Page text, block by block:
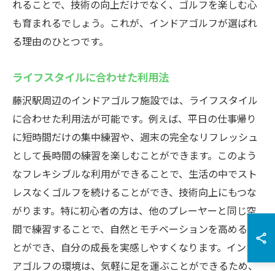
れることで、技術の向上だけでなく、ゴルフを楽しむ心
も育まれるでしょう。これが、インドアゴルフが選ばれ
る理由のひとつです。
ライフスタイルに合わせた利用法
藤沢駅周辺のインドアゴルフ施設では、ライフスタイル
に合わせた利用法が可能です。例えば、平日の仕事帰り
に短時間だけの集中練習や、週末の完全なリフレッシュ
として長時間の練習を楽しむことができます。このよう
なフレキシブルな利用ができることで、生活の中でスト
レスなくゴルフを続けることができ、技術向上にもつな
がります。特に初心者の方は、他のプレーヤーと同じ空
間で練習することで、自然とモチベーションを高めるこ
とができ、自分の成長を実感しやすくなります。インド
アゴルフの環境は、気軽に足を運ぶことができるため、